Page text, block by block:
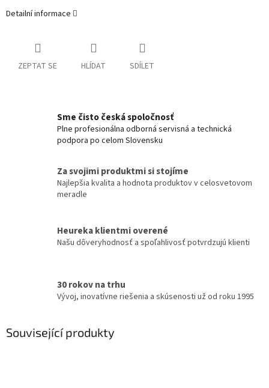
Detailní informace
ZEPTAT SE HLÍDAT SDÍLET
Sme čisto česká spoločnosť
Plne profesionálna odborná servisná a technická
podpora po celom Slovensku
Za svojimi produktmi si stojíme
Najlepšia kvalita a hodnota produktov v celosvetovom
meradle
Heureka klientmi overené
Našu dôveryhodnosť a spoľahlivosť potvrdzujú klienti
30 rokov na trhu
Vývoj, inovatívne riešenia a skúsenosti už od roku 1995
Související produkty